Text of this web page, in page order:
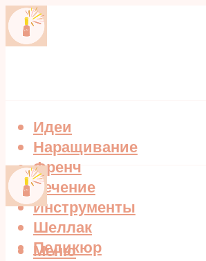
Идеи
Наращивание
Френч
Лечение
Инструменты
Шеллак
Педикюр
Меню